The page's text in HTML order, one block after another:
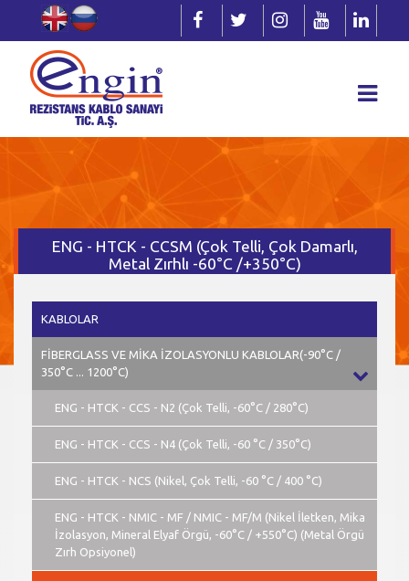
ENG - HTCK - CCSM (Çok Telli, Çok Damarlı,
Metal Zırhlı -60°C /+350°C)
KABLOLAR
FİBERGLASS VE MİKA İZOLASYONLU KABLOLAR(-90°C /
350°C ... 1200°C)
ENG - HTCK - CCS - N2 (Çok Telli, -60°C / 280°C)
ENG - HTCK - CCS - N4 (Çok Telli, -60 °C / 350°C)
ENG - HTCK - NCS (Nikel, Çok Telli, -60 °C / 400 °C)
ENG - HTCK - NMIC - MF / NMIC - MF/M (Nikel İletken, Mika
İzolasyon, Mineral Elyaf Örgü, -60°C / +550°C) (Metal Örgü
Zırh Opsiyonel)